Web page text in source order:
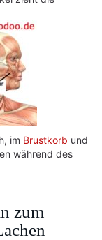
im Brustkorb und
während des
zum